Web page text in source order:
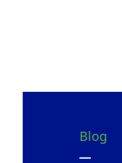
Blog